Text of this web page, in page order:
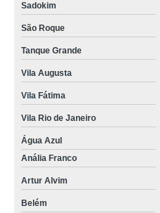
Sadokim
São Roque
Tanque Grande
Vila Augusta
Vila Fátima
Vila Rio de Janeiro
Água Azul
Anália Franco
Artur Alvim
Belém